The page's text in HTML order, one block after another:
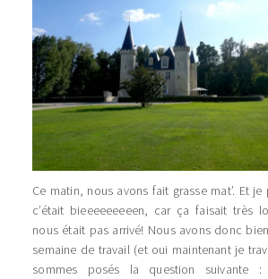
Ce matin, nous avons fait grasse mat’. Et
c’était bieeeeeeeeen, car ça faisait très
nous était pas arrivé! Nous avons donc
semaine de travail (et oui maintenant je
sommes posés la question suivante :